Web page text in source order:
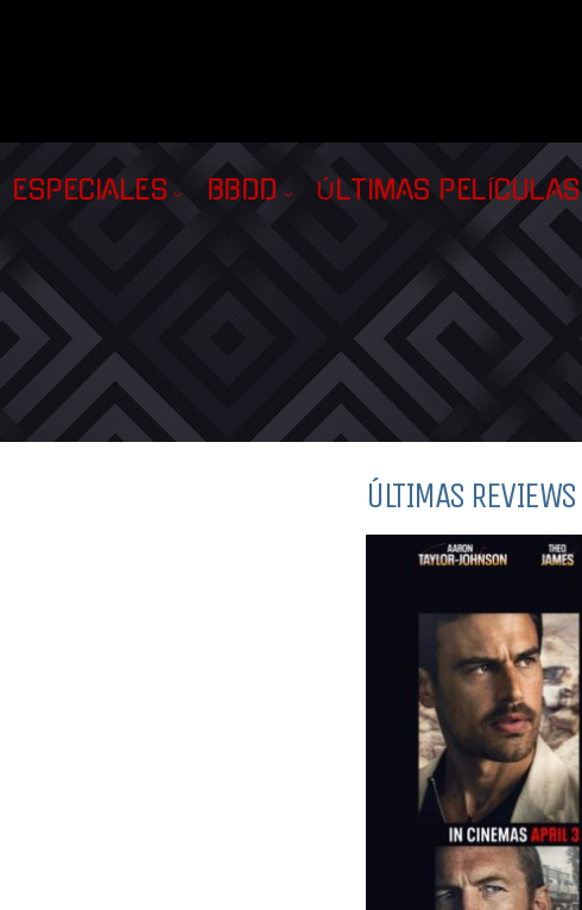
ESPECIALES BBDD ÚLTIMAS PELÍCULAS
ÚLTIMAS REVIEWS